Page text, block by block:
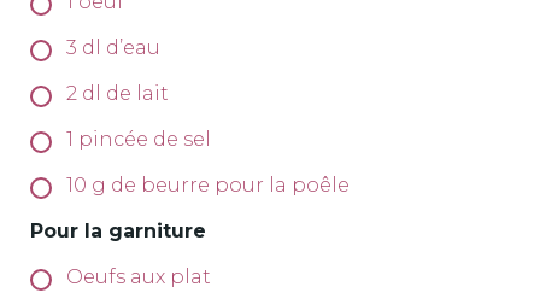
3 dl
d’eau
2 dl
de lait
1 pincée de sel
10 g de beurre pour la poêle
Pour la garniture
Oeufs aux plat